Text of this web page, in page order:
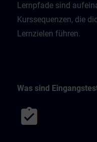
Lernpfade sind
Kurssequenzen, die
Lernzielen führen.
Was sind